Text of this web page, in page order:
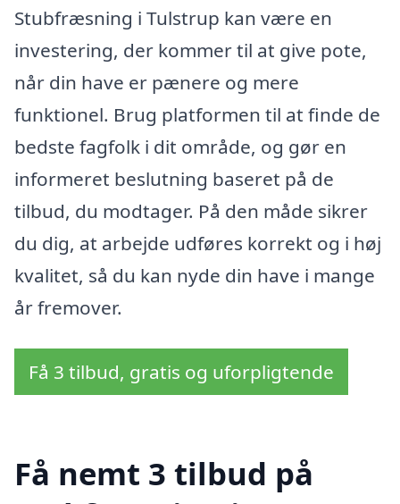
Stubfræsning i Tulstrup kan være en
investering, der kommer til at give pote,
når din have er pænere og mere
funktionel. Brug platformen til at finde de
bedste fagfolk i dit område, og gør en
informeret beslutning baseret på de
tilbud, du modtager. På den måde sikrer
du dig, at arbejde udføres korrekt og i høj
kvalitet, så du kan nyde din have i mange
år fremover.
Få 3 tilbud, gratis og uforpligtende
Få nemt 3 tilbud på